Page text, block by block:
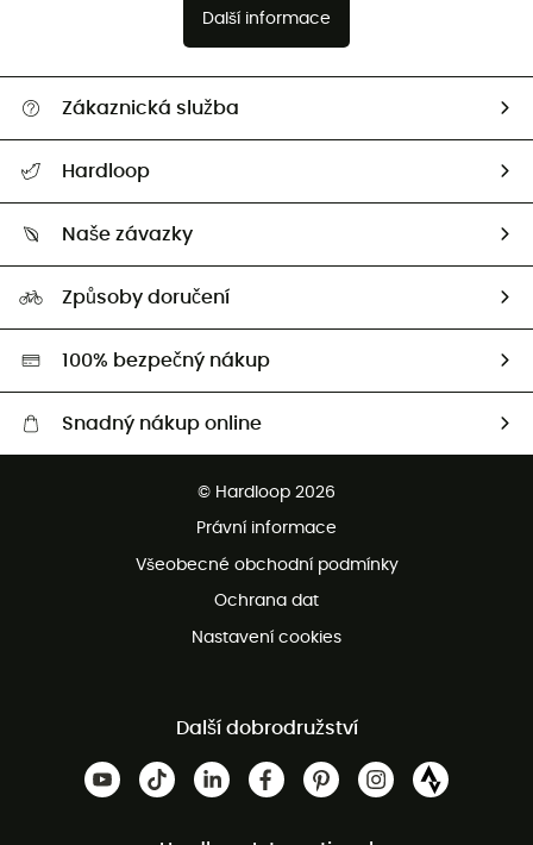
Další informace
Zákaznická služba
Vrácení zboží a peněz
Hardloop
Naši Ambasadoři
Naše závazky
Second hand
HardGreen
Způsoby doručení
100% bezpečný nákup
Snadný nákup online
Bezplatné vrácení do 100 dnů
© Hardloop 2026
Právní informace
Všeobecné obchodní podmínky
Ochrana dat
Nastavení cookies
Další dobrodružství